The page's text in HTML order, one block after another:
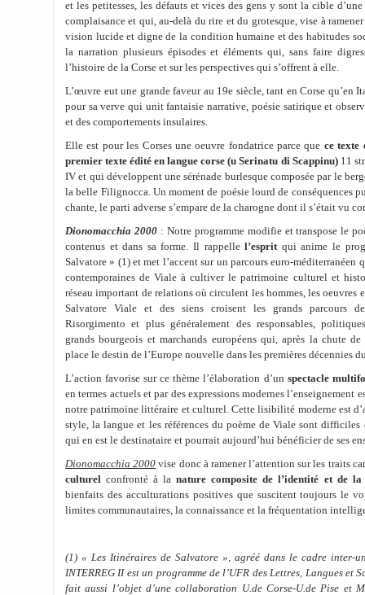
et les petitesses, les défauts et vices des gens y sont la cible
complaisance et qui, au-delà du rire et du grotesque, vise à
vision lucide et digne de la condition humaine et des habitudes
la narration plusieurs épisodes et éléments qui, sans faire
l’histoire de la Corse et sur les perspectives qui s’offrent à elle.
L’œuvre eut une grande faveur au 19e siècle, tant en Corse qu’en
pour sa verve qui unit fantaisie narrative, poésie satirique et
et des comportements insulaires.
Elle est pour les Corses une oeuvre fondatrice parce que ce texte
premier texte édité en langue corse (u Serinatu di Scappinu)11
IV et qui développent une sérénade burlesque composée par le
la belle Filignocca. Un moment de poésie lourd de conséquences
chante, le parti adverse s’empare de la charogne dont il s’était vu
Dionomacchia 2000: Notre programme modifie et transpose le
contenus et dans sa forme. Il rappellel’espritqui anime le
Salvatore » (1) et met l’accent sur un parcours euro-méditerranéen
contemporaines de Viale à cultiver le patrimoine culturel et
réseau important de relations où circulent les hommes, les oeuvres
Salvatore Viale et des siens croisent les grands parcours
Risorgimento et plus généralement des responsables,
grands bourgeois et marchands européens qui, après la chute
place le destin de l’Europe nouvelle dans les premières décennies
L’action favorise sur ce thème l’élaboration d’un spectacle
en termes actuels et par des expressions modernes l’enseignement
notre patrimoine littéraire et culturel. Cette lisibilité moderne est
style, la langue et les références du poème de Viale sont difficiles
qui en est le destinataire et pourrait aujourd’hui bénéficier de ses
Dionomacchia 2000 vise donc à ramener l’attention sur les traits
culturel confronté à lanature composite de l’identité et de la
bienfaits des acculturations positives que suscitent toujours le
limites communautaires, la connaissance et la fréquentation
(1) « Les Itinéraires de Salvatore », agréé dans le cadre inter-
INTERREG II est un programme de l’UFR des Lettres, Langues et
fait aussi l’objet d’une collaboration U.de Corse-U.de Pise et